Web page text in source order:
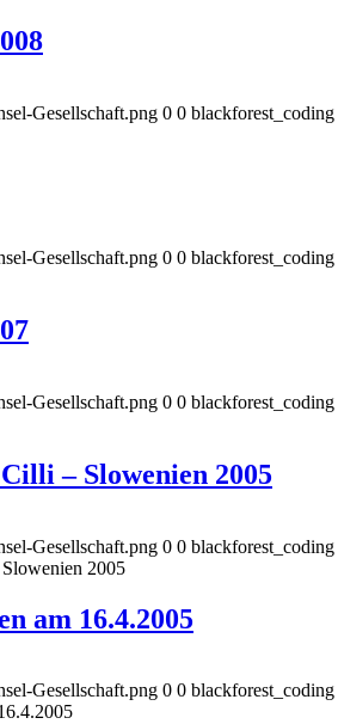
Gesellschaft.png 0 0 blackforest_coding
Gesellschaft.png 0 0 blackforest_coding
Gesellschaft.png 0 0 blackforest_coding
– Slowenien 2005
Gesellschaft.png 0 0 blackforest_coding
2005
am 16.4.2005
Gesellschaft.png 0 0 blackforest_coding